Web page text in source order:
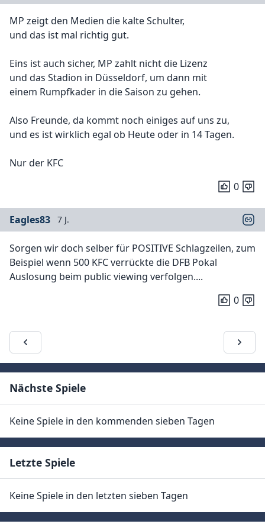
MP zeigt den Medien die kalte Schulter,
und das ist mal richtig gut.
Eins ist auch sicher, MP zahlt nicht die Lizenz
und das Stadion in Düsseldorf, um dann mit
einem Rumpfkader in die Saison zu gehen.
Also Freunde, da kommt noch einiges auf uns zu,
und es ist wirklich egal ob Heute oder in 14 Tagen.
Nur der KFC
0
Eagles83 7 J.
Sorgen wir doch selber für POSITIVE Schlagzeilen, zum
Beispiel wenn 500 KFC verrückte die DFB Pokal
Auslosung beim public viewing verfolgen....
0
Nächste Spiele
Keine Spiele in den kommenden sieben Tagen
Letzte Spiele
Keine Spiele in den letzten sieben Tagen